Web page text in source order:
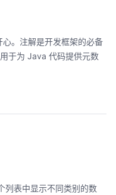
。注解是开发框架的必备
于为 Java 代码提供元数
列表中显示不同类别的数